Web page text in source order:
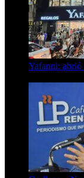
Yafanni: abrió